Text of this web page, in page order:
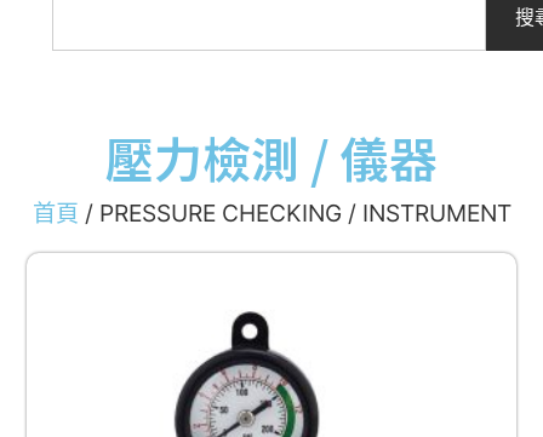
搜
壓力檢測 / 儀器
首頁 / PRESSURE CHECKING / INSTRUMENT